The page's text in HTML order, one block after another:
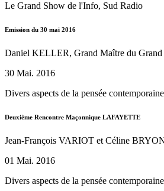
Le Grand Show de l'Info, Sud Radio
Emission du 30 mai 2016
Daniel KELLER, Grand Maître du Grand
30 Mai. 2016
Divers aspects de la pensée contemporaine
Deuxième Rencontre Maçonnique LAFAYETTE
Jean-François VARIOT et Céline
01 Mai. 2016
Divers aspects de la pensée contemporaine